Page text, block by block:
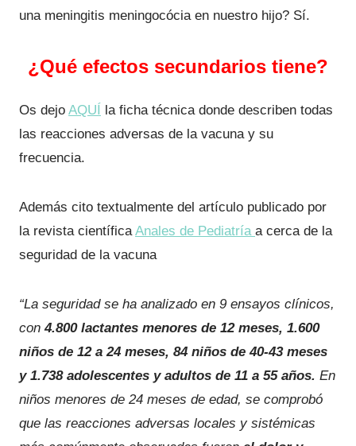
una meningitis meningocócia en nuestro hijo? Sí.
¿Qué efectos secundarios tiene?
Os dejo AQUÍ la ficha técnica donde describen todas
las reacciones adversas de la vacuna y su
frecuencia.
Además cito textualmente del artículo publicado por
la revista científicaAnales de Pediatría a cerca de la
seguridad de la vacuna
“La seguridad se ha analizado en 9 ensayos clínicos,
con4.800 lactantes menores de 12 meses, 1.600
niños de 12 a 24 meses, 84 niños de 40-43 meses
y 1.738 adolescentes y adultos de 11 a 55 años. En
niños menores de 24 meses de edad, se comprobó
que las reacciones adversas locales y sistémicas